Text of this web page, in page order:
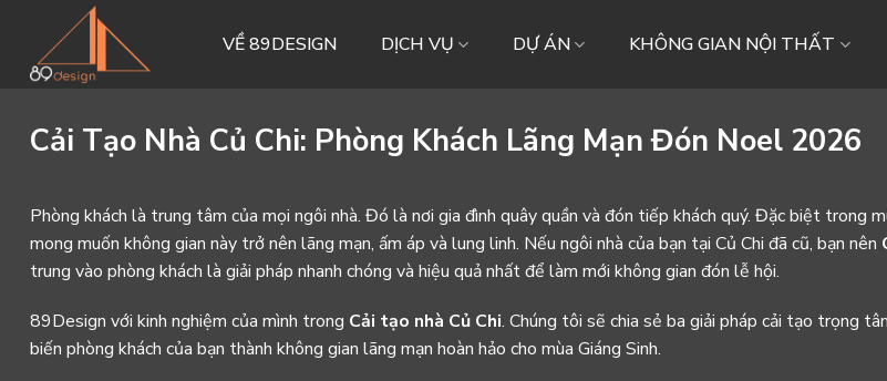
content
VỀ 89DESIGN DỊCH VỤ DỰ ÁN KHÔNG GIAN NỘI THẤT
Cải Tạo Nhà Củ Chi: Phòng Khách Lãng Mạn Đón Noel 2026
Phòng khách là trung tâm của mọi ngôi nhà. Đó là nơi gia đình quây quần và đón tiếp khách quý. Đặc biệt trong
mong muốn không gian này trở nên lãng mạn, ấm áp và lung linh. Nếu ngôi nhà của bạn tại Củ Chi đã cũ, bạn nên
trung vào phòng khách là giải pháp nhanh chóng và hiệu quả nhất để làm mới không gian đón lễ hội.
89Design với kinh nghiệm của mình trong Cải tạo nhà Củ Chi. Chúng tôi sẽ chia sẻ ba giải pháp cải tạo trọng
biến phòng khách của bạn thành không gian lãng mạn hoàn hảo cho mùa Giáng Sinh.